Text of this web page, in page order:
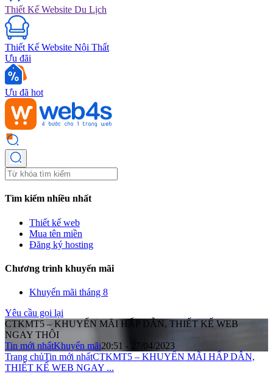
Thiết Kế Website Du Lịch
Thiết Kế Website Nội Thất
Ưu đãi
Ưu đã hot
Tìm kiếm nhiều nhất
Thiết kế web
Mua tên miền
Đăng ký hosting
Chương trình khuyến mãi
Khuyến mãi tháng 8
Yêu cầu gọi lại
CTKMT5 – KHUYẾN MÃI HẤP DẪN, THIẾT KẾ WEB
NGAY THÔI
Tin mới nhấtKhuyến mãi20:51 - 27/04/2023
Trang chủTin mới nhấtCTKMT5 – KHUYẾN MÃI HẤP DẪN,
THIẾT KẾ WEB NGAY ...